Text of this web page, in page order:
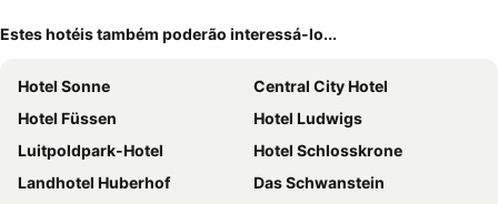
Estes hotéis também poderão interessá-lo...
Hotel Sonne
Central City Hotel
Hotel Füssen
Hotel Ludwigs
Luitpoldpark-Hotel
Hotel Schlosskrone
Landhotel Huberhof
Das Schwanstein